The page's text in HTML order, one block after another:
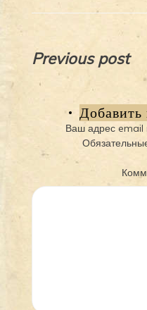
Навигация
по
записям
Previous post
Ваш адрес email